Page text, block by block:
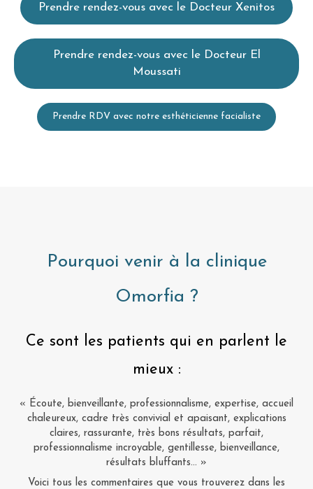
Prendre rendez-vous avec le Docteur Xenitos
Prendre rendez-vous avec le Docteur El
Moussati
Prendre RDV avec notre esthéticienne facialiste
Pourquoi venir à la clinique
Omorfia ?
Ce sont les patients qui en parlent le
mieux :
« Écoute, bienveillante, professionnalisme, expertise, accueil
chaleureux, cadre très convivial et apaisant, explications
claires, rassurante, très bons résultats, parfait,
professionnalisme incroyable, gentillesse, bienveillance,
résultats bluffants... »
Voici tous les commentaires que vous trouverez dans les